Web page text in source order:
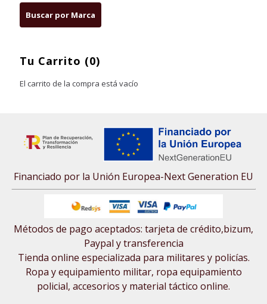
Tu Carrito (0)
El carrito de la compra está vacío
Financiado por la Unión Europea-Next Generation EU
Métodos de pago aceptados: tarjeta de crédito,bizum,
Paypal y transferencia
Tienda online especializada para militares y policías.
Ropa y equipamiento militar, ropa equipamiento
policial, accesorios y material táctico online.